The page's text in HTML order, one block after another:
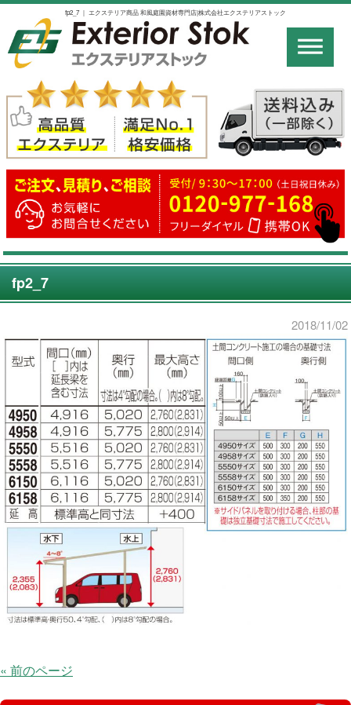
fp2_7 ｜ エクステリア商品 和風庭園資材専門店|株式会社エクステリアストック
fp2_7
2018/11/02
« 前のページ